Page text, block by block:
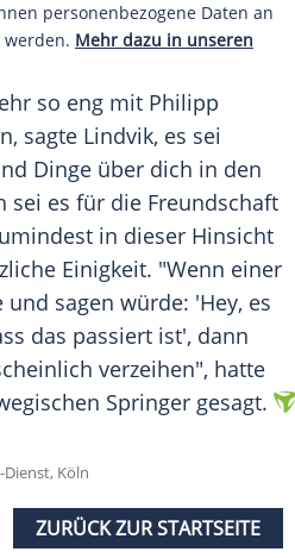
personenbezogene Daten an
Mehr dazu in unseren
so eng mit Philipp
sagte Lindvik, es sei
Dinge über dich in den
sei es für die Freundschaft
in dieser Hinsicht
Einigkeit. "Wenn einer
sagen würde: 'Hey, es
das passiert ist', dann
verzeihen", hatte
Springer gesagt.
Köln
ZURÜCK ZUR STARTSEITE